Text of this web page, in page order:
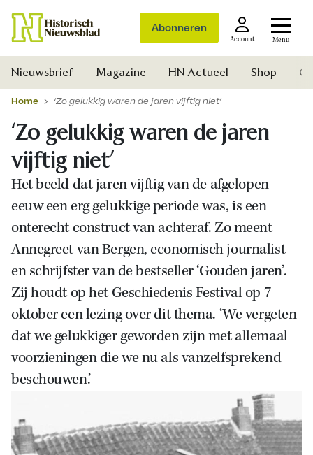
Abonneren
Account Menu
Zoek
Nieuwsbrief Magazine HN Actueel Shop
Home ‘Zo gelukkig waren de jaren vijftig niet’
‘Zo gelukkig waren de jaren
vijftig niet’
Het beeld dat jaren vijftig van de afgelopen
eeuw een erg gelukkige periode was, is een
onterecht construct van achteraf. Zo meent
Annegreet van Bergen, economisch journalist
en schrijfster van de bestseller ‘Gouden jaren’.
Zij houdt op het Geschiedenis Festival op 7
oktober een lezing over dit thema. ‘We vergeten
dat we gelukkiger geworden zijn met allemaal
voorzieningen die we nu als vanzelfsprekend
beschouwen.’